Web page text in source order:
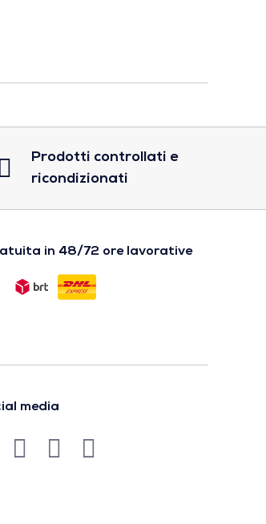
Prodotti controllati e
ricondizionati
in 48/72 ore lavorative
media